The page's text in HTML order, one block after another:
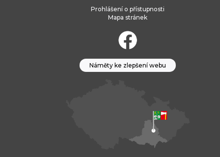
Prohlášení o přístupnosti
Mapa stránek
Náměty ke zlepšení webu